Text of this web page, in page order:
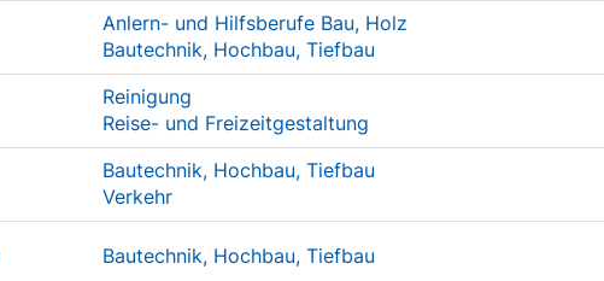
Anlern- und Hilfsberufe Bau, Holz
Bautechnik, Hochbau, Tiefbau
Reinigung
Reise- und Freizeitgestaltung
Bautechnik, Hochbau, Tiefbau
Verkehr
Bautechnik, Hochbau, Tiefbau